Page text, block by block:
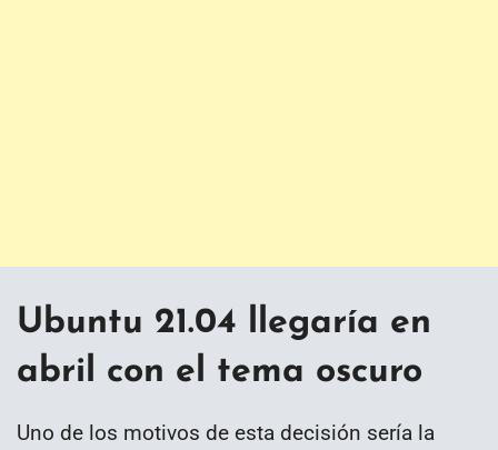
Ubuntu 21.04 llegaría en
abril con el tema oscuro
Uno de los motivos de esta decisión sería la